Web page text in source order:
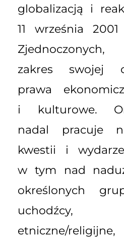
globalizacją i
11 września
zakres swojej
prawa
i kulturowe.
nadal pracuje
kwestii i
w tym nad
określonych
uchodźcy,
etniczne/